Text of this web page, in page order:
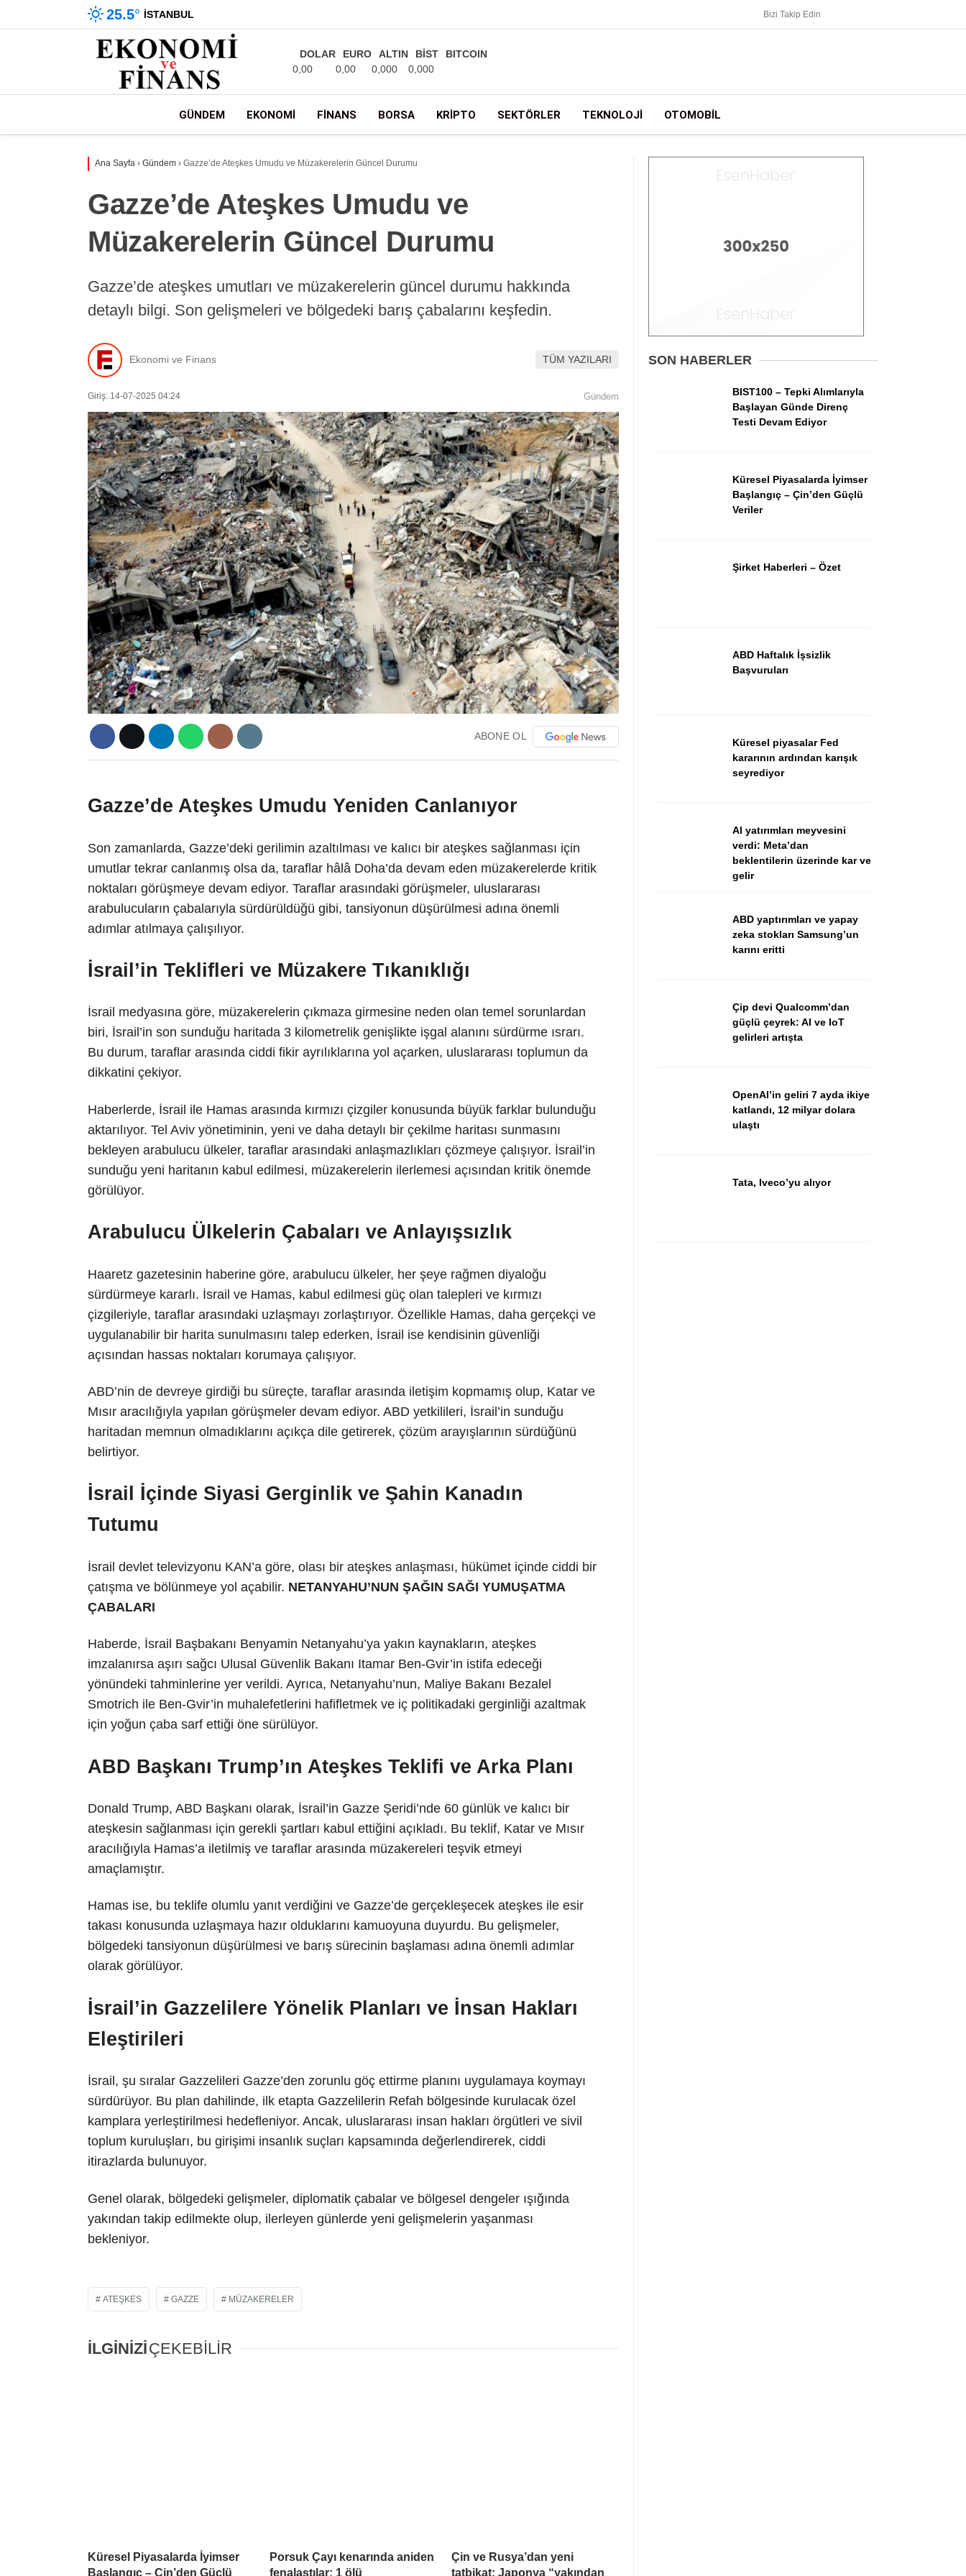
Gündem
Ekonomi
Borsa
Spor
Kripto
25.5° İSTANBUL Bizi Takip Edin
DOLAR
0,00
EURO
0,00
ALTIN
0,000
BİST
0,000
BITCOIN
GÜNDEM EKONOMI FINANS BORSA KRIPTO SEKTÖRLER TEKNOLOJI OTOMOBIL
Ana Sayfa › Gündem › Gazze’de Ateşkes Umudu ve Müzakerelerin Güncel Durumu
Gazze’de Ateşkes Umudu ve
Müzakerelerin Güncel Durumu
Gazze’de ateşkes umutları ve müzakerelerin güncel durumu hakkında
detaylı bilgi. Son gelişmeleri ve bölgedeki barış çabalarını keşfedin.
Ekonomi ve Finans TÜM YAZILARI
Giriş: 14-07-2025 04:24 Gündem
ABONE OL
Gazze’de Ateşkes Umudu Yeniden Canlanıyor
Son zamanlarda, Gazze’deki gerilimin azaltılması ve kalıcı bir ateşkes sağlanması için
umutlar tekrar canlanmış olsa da, taraflar hâlâ Doha’da devam eden müzakerelerde kritik
noktaları görüşmeye devam ediyor. Taraflar arasındaki görüşmeler, uluslararası
arabulucuların çabalarıyla sürdürüldüğü gibi, tansiyonun düşürülmesi adına önemli
adımlar atılmaya çalışılıyor.
İsrail’in Teklifleri ve Müzakere Tıkanıklığı
İsrail medyasına göre, müzakerelerin çıkmaza girmesine neden olan temel sorunlardan
biri, İsrail’in son sunduğu haritada 3 kilometrelik genişlikte işgal alanını sürdürme ısrarı.
Bu durum, taraflar arasında ciddi fikir ayrılıklarına yol açarken, uluslararası toplumun da
dikkatini çekiyor.
Haberlerde, İsrail ile Hamas arasında kırmızı çizgiler konusunda büyük farklar bulunduğu
aktarılıyor. Tel Aviv yönetiminin, yeni ve daha detaylı bir çekilme haritası sunmasını
bekleyen arabulucu ülkeler, taraflar arasındaki anlaşmazlıkları çözmeye çalışıyor. İsrail’in
sunduğu yeni haritanın kabul edilmesi, müzakerelerin ilerlemesi açısından kritik önemde
görülüyor.
Arabulucu Ülkelerin Çabaları ve Anlayışsızlık
Haaretz gazetesinin haberine göre, arabulucu ülkeler, her şeye rağmen diyaloğu
sürdürmeye kararlı. İsrail ve Hamas, kabul edilmesi güç olan talepleri ve kırmızı
çizgileriyle, taraflar arasındaki uzlaşmayı zorlaştırıyor. Özellikle Hamas, daha gerçekçi ve
uygulanabilir bir harita sunulmasını talep ederken, İsrail ise kendisinin güvenliği
açısından hassas noktaları korumaya çalışıyor.
ABD’nin de devreye girdiği bu süreçte, taraflar arasında iletişim kopmamış olup, Katar ve
Mısır aracılığıyla yapılan görüşmeler devam ediyor. ABD yetkilileri, İsrail’in sunduğu
haritadan memnun olmadıklarını açıkça dile getirerek, çözüm arayışlarının sürdüğünü
belirtiyor.
İsrail İçinde Siyasi Gerginlik ve Şahin Kanadın
Tutumu
İsrail devlet televizyonu KAN’a göre, olası bir ateşkes anlaşması, hükümet içinde ciddi bir
çatışma ve bölünmeye yol açabilir. NETANYAHU’NUN ŞAĞIN SAĞI YUMUŞATMA
ÇABALARI
Haberde, İsrail Başbakanı Benyamin Netanyahu’ya yakın kaynakların, ateşkes
imzalanırsa aşırı sağcı Ulusal Güvenlik Bakanı Itamar Ben-Gvir’in istifa edeceği
yönündeki tahminlerine yer verildi. Ayrıca, Netanyahu’nun, Maliye Bakanı Bezalel
Smotrich ile Ben-Gvir’in muhalefetlerini hafifletmek ve iç politikadaki gerginliği azaltmak
için yoğun çaba sarf ettiği öne sürülüyor.
ABD Başkanı Trump’ın Ateşkes Teklifi ve Arka Planı
Donald Trump, ABD Başkanı olarak, İsrail’in Gazze Şeridi’nde 60 günlük ve kalıcı bir
ateşkesin sağlanması için gerekli şartları kabul ettiğini açıkladı. Bu teklif, Katar ve Mısır
aracılığıyla Hamas’a iletilmiş ve taraflar arasında müzakereleri teşvik etmeyi
amaçlamıştır.
Hamas ise, bu teklife olumlu yanıt verdiğini ve Gazze’de gerçekleşecek ateşkes ile esir
takası konusunda uzlaşmaya hazır olduklarını kamuoyuna duyurdu. Bu gelişmeler,
bölgedeki tansiyonun düşürülmesi ve barış sürecinin başlaması adına önemli adımlar
olarak görülüyor.
İsrail’in Gazzelilere Yönelik Planları ve İnsan Hakları
Eleştirileri
İsrail, şu sıralar Gazzelileri Gazze’den zorunlu göç ettirme planını uygulamaya koymayı
sürdürüyor. Bu plan dahilinde, ilk etapta Gazzelilerin Refah bölgesinde kurulacak özel
kamplara yerleştirilmesi hedefleniyor. Ancak, uluslararası insan hakları örgütleri ve sivil
toplum kuruluşları, bu girişimi insanlık suçları kapsamında değerlendirerek, ciddi
itirazlarda bulunuyor.
Genel olarak, bölgedeki gelişmeler, diplomatik çabalar ve bölgesel dengeler ışığında
yakından takip edilmekte olup, ilerleyen günlerde yeni gelişmelerin yaşanması
bekleniyor.
ATEŞKES GAZZE MÜZAKERELER
İLGİNİZİÇEKEBİLİR
Küresel Piyasalarda İyimser
Başlangıç – Çin’den Güçlü
Porsuk Çayı kenarında aniden
fenalaştılar: 1 ölü
Çin ve Rusya’dan yeni
tatbikat: Japonya “yakından
SON HABERLER
BIST100 – Tepki Alımlarıyla
Başlayan Günde Direnç
Testi Devam Ediyor
Küresel Piyasalarda İyimser
Başlangıç – Çin’den Güçlü
Veriler
Şirket Haberleri – Özet
ABD Haftalık İşsizlik
Başvuruları
Küresel piyasalar Fed
kararının ardından karışık
seyrediyor
AI yatırımları meyvesini
verdi: Meta’dan
beklentilerin üzerinde kar ve
gelir
ABD yaptırımları ve yapay
zeka stokları Samsung’un
karını eritti
Çip devi Qualcomm’dan
güçlü çeyrek: AI ve IoT
gelirleri artışta
OpenAI’in geliri 7 ayda ikiye
katlandı, 12 milyar dolara
ulaştı
Tata, Iveco’yu alıyor